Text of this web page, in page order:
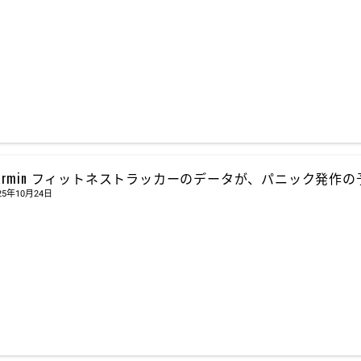
フィットネストラッカーのデータが、パニック発作
年10月24日